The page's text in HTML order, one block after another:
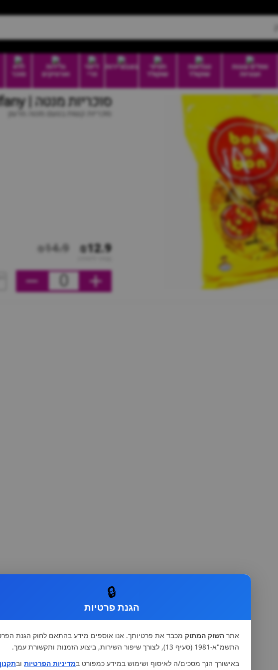
וופלים עוגות
ועוגיות
טבלאות
שוקולד
חטיפי
שוקולד
בונבוניירות
דיוטי
פרי
גלידות
וארטיקים
ללא
סוכר
סוכריות מנטה | kalfany
סוכריות קשות בטעם מנטה מרענן
₪12.9
₪14.9
0
🔒
הגנת פרטיות
אתר השוק המתוק מכבד את פרטיותך. אנו אוספים מידע בהתאם לחוק הגנת
התשמ"א-1981 (סעיף 13), לצורך שיפור השירות, ביצוע הזמנות ותקשורת עמך.
באישורך הנך מסכים/ה לאיסוף ושימוש במידע כמפורט במדיניות הפרטיות ובתקנון